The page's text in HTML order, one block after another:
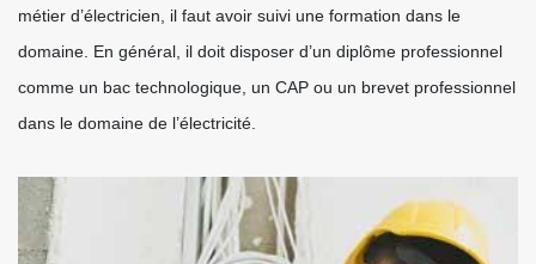
métier d’électricien, il faut avoir suivi une formation dans le
domaine. En général, il doit disposer d’un diplôme professionnel
comme un bac technologique, un CAP ou un brevet professionnel
dans le domaine de l’électricité.